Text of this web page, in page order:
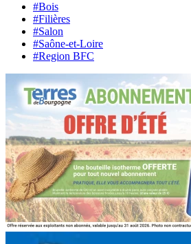
#Bois
#Filières
#Salon
#Saône-et-Loire
#Region BFC